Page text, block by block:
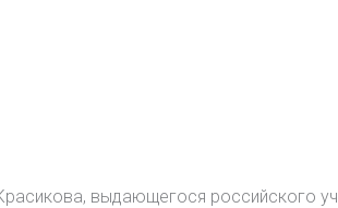
выдающегося российского